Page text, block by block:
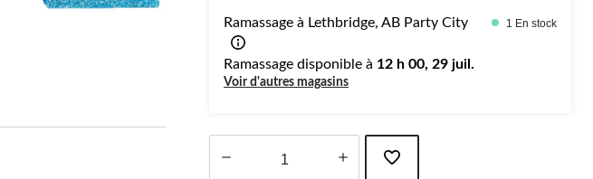
Ramassage à Lethbridge, AB Party City 1 En stock
Ramassage disponible à 12 h 00, 29 juil.
Voir d'autres magasins